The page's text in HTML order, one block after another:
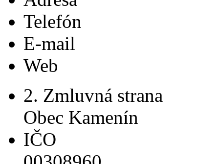
Telefón
E-mail
Web
2. Zmluvná strana
Obec Kamenín
IČO